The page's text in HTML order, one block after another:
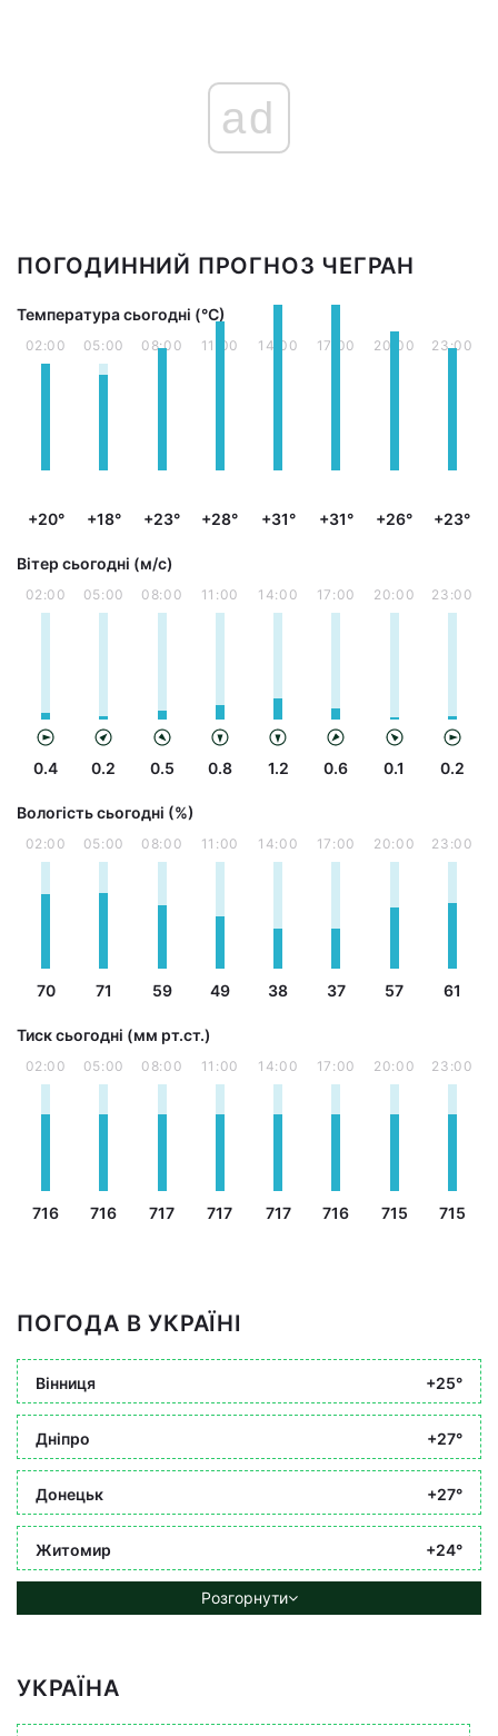
ad
ПОГОДИННИЙ ПРОГНОЗ ЧЕГРАН
Температура сьогодні (°С)
02:00
+20°
05:00
+18°
08:00
+23°
11:00
+28°
14:00
+31°
17:00
+31°
20:00
+26°
23:00
+23°
Вітер сьогодні (м/с)
02:00
0.4
05:00
0.2
08:00
0.5
11:00
0.8
14:00
1.2
17:00
0.6
20:00
0.1
23:00
0.2
Вологість сьогодні (%)
02:00
70
05:00
71
08:00
59
11:00
49
14:00
38
17:00
37
20:00
57
23:00
61
Тиск сьогодні (мм рт.ст.)
02:00
716
05:00
716
08:00
717
11:00
717
14:00
717
17:00
716
20:00
715
23:00
715
ПОГОДА В УКРАЇНІ
Вінниця +25°
Дніпро +27°
Донецьк +27°
Житомир +24°
Розгорнути
УКРАЇНА